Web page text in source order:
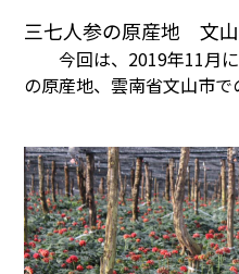
三七人参の原産地 文
今回は、2019年11月に
の原産地、雲南省文山市